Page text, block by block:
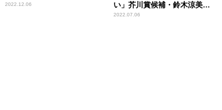
2022.12.06
い」芥川賞候補・鈴木涼美が
経験から考える「AV新法」
2022.07.06